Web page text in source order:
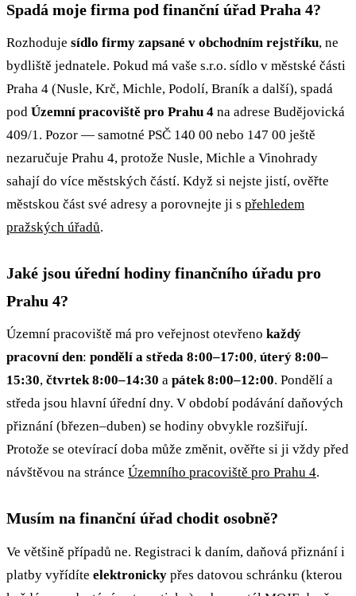
Spadá moje firma pod finanční úřad Praha 4?
Rozhoduje sídlo firmy zapsané v obchodním rejstříku, ne
bydliště jednatele. Pokud má vaše s.r.o. sídlo v městské části
Praha 4 (Nusle, Krč, Michle, Podolí, Braník a další), spadá
pod Územní pracoviště pro Prahu 4 na adrese Budějovická
409/1. Pozor — samotné PSČ 140 00 nebo 147 00 ještě
nezaručuje Prahu 4, protože Nusle, Michle a Vinohrady
sahají do více městských částí. Když si nejste jistí, ověřte
městskou část své adresy a porovnejte ji s přehledem
pražských úřadů.
Jaké jsou úřední hodiny finančního úřadu pro
Prahu 4?
Územní pracoviště má pro veřejnost otevřeno každý
pracovní den: pondělí a středa 8:00–17:00, úterý 8:00–
15:30, čtvrtek 8:00–14:30 a pátek 8:00–12:00. Pondělí a
středa jsou hlavní úřední dny. V období podávání daňových
přiznání (březen–duben) se hodiny obvykle rozšiřují.
Protože se otevírací doba může změnit, ověřte si ji vždy před
návštěvou na stránce Územního pracoviště pro Prahu 4.
Musím na finanční úřad chodit osobně?
Ve většině případů ne. Registraci k daním, daňová přiznání i
platby vyřídíte elektronicky přes datovou schránku (kterou